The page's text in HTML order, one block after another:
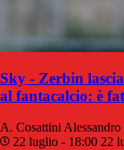
Sky - Zerbin
al fantacalcio: è
A. Cosattini
22 luglio - 18:00 22